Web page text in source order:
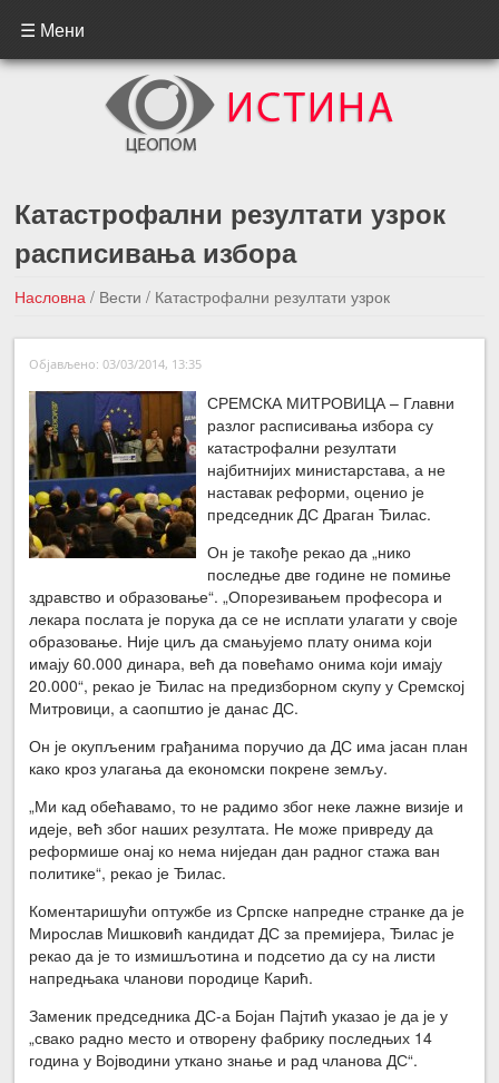
☰ Мени
Катастрофални резултати узрок
расписивања избора
Насловна / Вести/ Катастрофални резултати узрок
расписивања избора
←Претходна вест
Објављено: 03/03/2014, 13:35
СРЕМСКА МИТРОВИЦА – Главни
разлог расписивања избора су
катастрофални резултати
најбитнијих министарстава, а не
наставак реформи, оценио је
председник ДС Драган Ђилас.
Он је такође рекао да „нико
последње две године не помиње
здравство и образовање“. „Опорезивањем професора и
лекара послата је порука да се не исплати улагати у своје
образовање. Није циљ да смањујемо плату онима који
имају 60.000 динара, већ да повећамо онима који имају
20.000“, рекао је Ђилас на предизборном скупу у Сремској
Митровици, а саопштио је данас ДС.
Он је окупљеним грађанима поручио да ДС има јасан план
како кроз улагања да економски покрене земљу.
„Ми кад обећавамо, то не радимо због неке лажне визије и
идеје, већ због наших резултата. Не може привреду да
реформише онај ко нема ниједан дан радног стажа ван
политике“, рекао је Ђилас.
Коментаришући оптужбе из Српске напредне странке да је
Мирослав Мишковић кандидат ДС за премијера, Ђилас је
рекао да је то измишљотина и подсетио да су на листи
напредњака чланови породице Карић.
Заменик председника ДС-а Бојан Пајтић указао је да је у
„свако радно место и отворену фабрику последњих 14
година у Војводини уткано знање и рад чланова ДС“.